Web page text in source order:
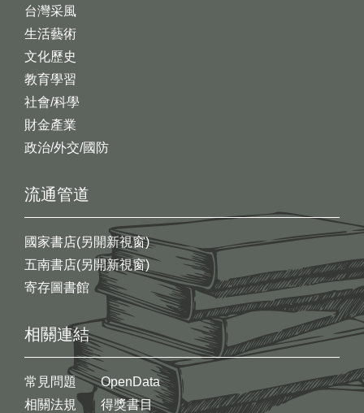
台灣采風
生活藝術
文化歷史
教育學習
社會/科學
財金產業
政治/外交/國防
流通管道
國家書店(另開新視窗)
五南書店(另開新視窗)
寄存圖書館
相關連結
常見問題
相關法規
OpenData
得獎書目